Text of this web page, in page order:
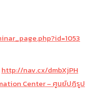
http://nav.cx/dmbXjPH
Center – ศูนย์ปฏิรูป